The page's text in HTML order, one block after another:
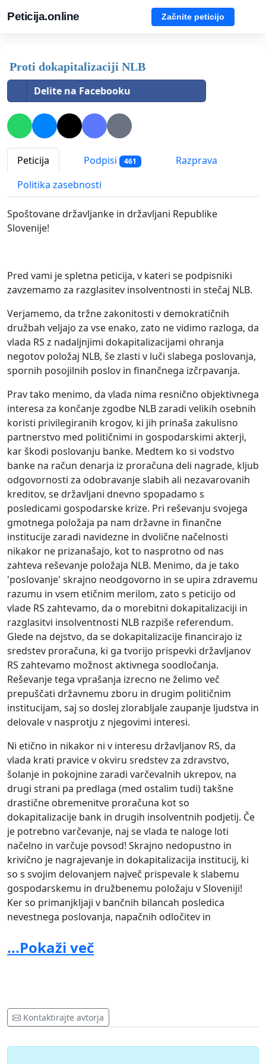
Peticija.online Začnite peticijo
Proti dokapitalizaciji NLB
Delite na Facebooku
Peticija Podpisi 461
Razprava
Politika zasebnosti
Spoštovane državljanke in državljani Republike
Slovenije!
Pred vami je spletna peticija, v kateri se podpisniki
zavzemamo za razglasitev insolventnosti in stečaj NLB.
Verjamemo, da tržne zakonitosti v demokratičnih
družbah veljajo za vse enako, zato ne vidimo razloga, da
vlada RS z nadaljnjimi dokapitalizacijami ohranja
negotov položaj NLB, še zlasti v luči slabega poslovanja,
spornih posojilnih poslov in finančnega izčrpavanja.
Prav tako menimo, da vlada nima resnično objektivnega
interesa za končanje zgodbe NLB zaradi velikih osebnih
koristi privilegiranih krogov, ki jih prinaša zakulisno
partnerstvo med političnimi in gospodarskimi akterji,
kar škodi poslovanju banke. Medtem ko si vodstvo
banke na račun denarja iz proračuna deli nagrade, kljub
odgovornosti za odobravanje slabih ali nezavarovanih
kreditov, se državljani dnevno spopadamo s
posledicami gospodarske krize. Pri reševanju svojega
gmotnega položaja pa nam državne in finančne
institucije zaradi navidezne in dvolične načelnosti
nikakor ne prizanašajo, kot to nasprotno od nas
zahteva reševanje položaja NLB. Menimo, da je tako
'poslovanje' skrajno neodgovorno in se upira zdravemu
razumu in vsem etičnim merilom, zato s peticijo od
vlade RS zahtevamo, da o morebitni dokapitalizaciji in
razglasitvi insolventnosti NLB razpiše referendum.
Glede na dejstvo, da se dokapitalizacije financirajo iz
sredstev proračuna, ki ga tvorijo prispevki državljanov
RS zahtevamo možnost aktivnega soodločanja.
Reševanje tega vprašanja izrecno ne želimo več
prepuščati državnemu zboru in drugim političnim
institucijam, saj so doslej zlorabljale zaupanje ljudstva in
delovale v nasprotju z njegovimi interesi.
Ni etično in nikakor ni v interesu državljanov RS, da
vlada krati pravice v okviru sredstev za zdravstvo,
šolanje in pokojnine zaradi varčevalnih ukrepov, na
drugi strani pa predlaga (med ostalim tudi) takšne
drastične obremenitve proračuna kot so
dokapitalizacije bank in drugih insolventnih podjetij. Če
je potrebno varčevanje, naj se vlada te naloge loti
načelno in varčuje povsod! Skrajno nedopustno in
krivično je nagrajevanje in dokapitalizacija institucij, ki
so s svojim delovanjem največ prispevale k slabemu
gospodarskemu in družbenemu položaju v Sloveniji!
Ker so primanjkljaji v bančnih bilancah posledica
nevestnega poslovanja, napačnih odločitev in
vlade RS neodvisna revizija (tuja z dobrimi referencami)
preuči poslovanje banke in izpostavi odgovorne osebe,
pravno odgovornost.
...Pokaži več
Kontaktirajte avtorja